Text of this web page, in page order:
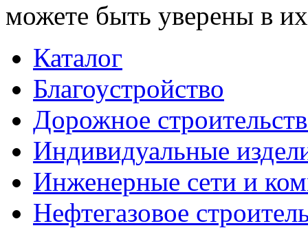
можете быть уверены в их
Каталог
Благоустройство
Дорожное
Индивидуальные
Инженерные сети и
Нефтегазовое